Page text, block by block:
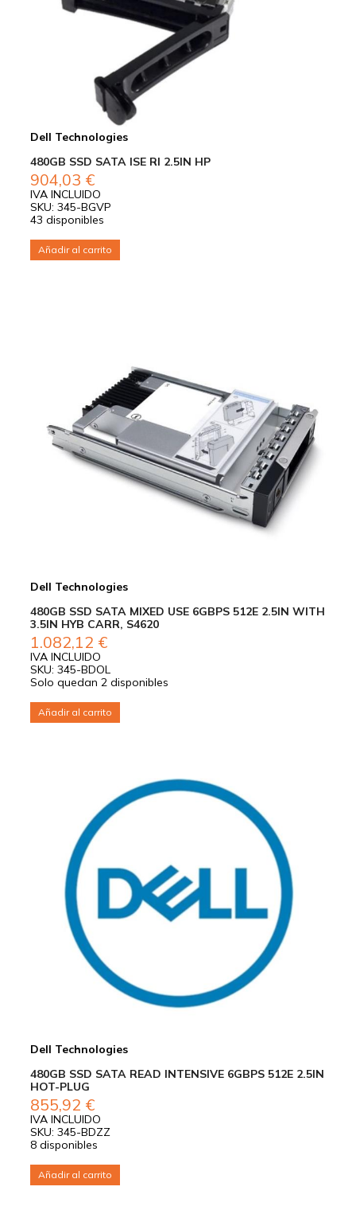
Dell Technologies
480GB SSD SATA ISE RI 2.5IN HP
904,03 €
IVA INCLUIDO
SKU: 345-BGVP
43 disponibles
Añadir al carrito
Dell Technologies
480GB SSD SATA MIXED USE 6GBPS 512E 2.5IN WITH
3.5IN HYB CARR, S4620
1.082,12 €
IVA INCLUIDO
SKU: 345-BDOL
Solo quedan 2 disponibles
Añadir al carrito
Dell Technologies
480GB SSD SATA READ INTENSIVE 6GBPS 512E 2.5IN
HOT-PLUG
855,92 €
IVA INCLUIDO
SKU: 345-BDZZ
8 disponibles
Añadir al carrito